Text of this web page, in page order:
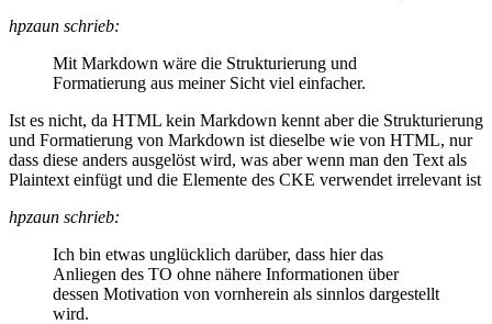
hpzaun schrieb:
Mit Markdown wäre die Strukturierung und
Formatierung aus meiner Sicht viel einfacher.
Ist es nicht, da HTML kein Markdown kennt aber die Strukturierung
und Formatierung von Markdown ist dieselbe wie von HTML, nur
dass diese anders ausgelöst wird, was aber wenn man den Text als
Plaintext einfügt und die Elemente des CKE verwendet irrelevant ist
hpzaun schrieb:
Ich bin etwas unglücklich darüber, dass hier das
Anliegen des TO ohne nähere Informationen über
dessen Motivation von vornherein als sinnlos dargestellt
wird.